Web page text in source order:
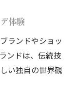
体験
ランドやショッ
ンドは、伝統技
い独自の世界観